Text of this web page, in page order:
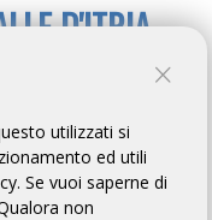
D'ITRIA
utilizzati si
ed utili
Se vuoi saperne di
non